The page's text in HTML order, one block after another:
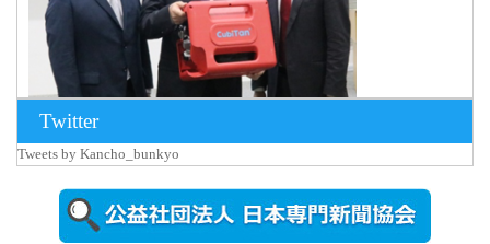
2026年8月5日
更新
農工大で大
Twitter
Tweets by Kancho_bunkyo